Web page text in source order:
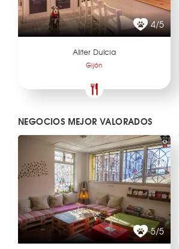
4/5
Aliter Dulcia
Gijón
NEGOCIOS MEJOR VALORADOS
5/5